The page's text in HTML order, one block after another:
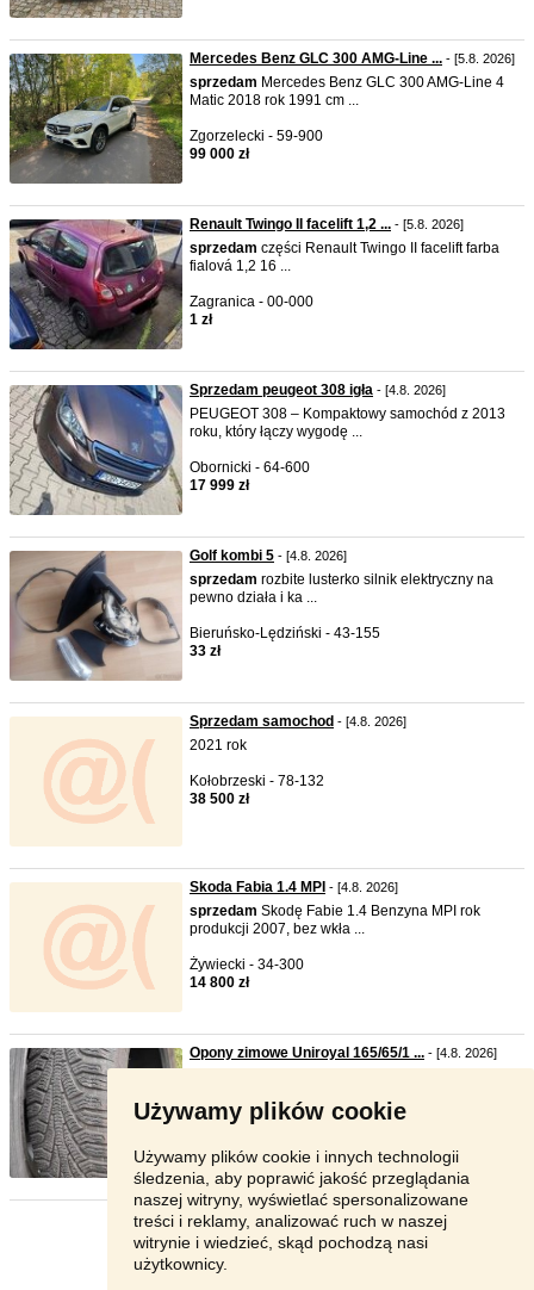
Używamy plików cookie
Używamy plików cookie i innych technologii
śledzenia, aby poprawić jakość przeglądania
naszej witryny, wyświetlać spersonalizowane
treści i reklamy, analizować ruch w naszej
witrynie i wiedzieć, skąd pochodzą nasi
użytkownicy.
Mercedes Benz GLC 300 AMG-Line ... - [5.8. 2026]
sprzedam Mercedes Benz GLC 300 AMG-Line 4
Matic 2018 rok 1991 cm ...
Zgorzelecki - 59-900
99 000 zł
Renault Twingo II facelift 1,2 ... - [5.8. 2026]
sprzedam części Renault Twingo II facelift farba
fialová 1,2 16 ...
Zagranica - 00-000
1 zł
Sprzedam peugeot 308 igła - [4.8. 2026]
PEUGEOT 308 – Kompaktowy samochód z 2013
roku, który łączy wygodę ...
Obornicki - 64-600
17 999 zł
Golf kombi 5 - [4.8. 2026]
sprzedam rozbite lusterko silnik elektryczny na
pewno działa i ka ...
Bieruńsko-Lędziński - 43-155
33 zł
Sprzedam samochod - [4.8. 2026]
2021 rok
Kołobrzeski - 78-132
38 500 zł
Skoda Fabia 1.4 MPI - [4.8. 2026]
sprzedam Skodę Fabie 1.4 Benzyna MPI rok
produkcji 2007, bez wkła ...
Żywiecki - 34-300
14 800 zł
Opony zimowe Uniroyal 165/65/1 ... - [4.8. 2026]
400 zł
Strona: 1 2 3 Następna